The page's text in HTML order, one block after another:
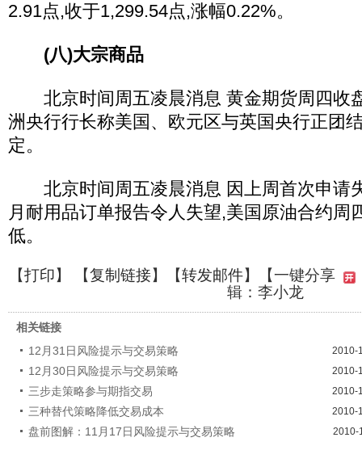
2.91点,收于1,299.54点,涨幅0.22%。
(八)大宗商品
北京时间周五凌晨消息 黄金期货周四收
洲央行行长称美国、欧元区与英国央行正团
定。
北京时间周五凌晨消息 因上周首次申请
月耐用品订单报告令人失望,美国原油合约周
低。
【打印】 【复制链接】【转发邮件】
【一键分享
辑：李小龙
相关链接
12月31日风险提示与交易策略
2010-
12月30日风险提示与交易策略 2010-
三步走策略参与期指交易 2010-
三种替代策略降低交易成本 2010-
盘前图解：11月17日风险提示与交易策略 2010-